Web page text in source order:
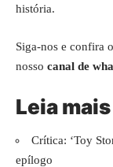
história.
Siga-nos e confira
nosso canal de
Leia mais
Crítica: ‘Toy
epílogo